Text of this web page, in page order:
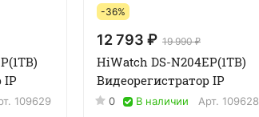
IP
109629
-36%
12 793 ₽ 19 990 ₽
HiWatch DS-N204EP(1TB)
Видеорегистратор IP
0 В наличии Арт. 109628